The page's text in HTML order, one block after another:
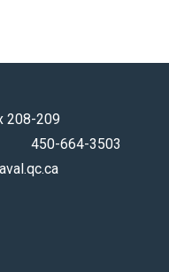
Locaux 208-209
450-664-3503